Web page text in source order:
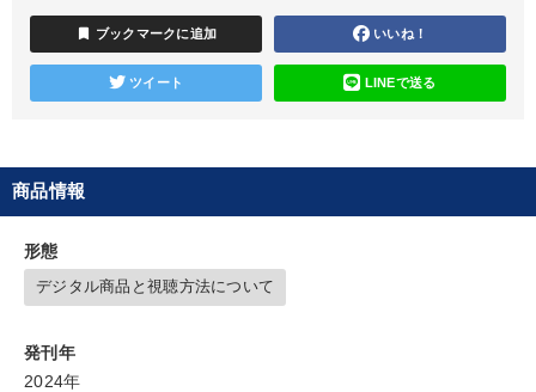
労務問題・人事対策
多角化・新規事業
タグから探す
すべての音声・動画（全2077タイトル）からお探しいただけます
タグ・キーワード
後継者
bookmark ブックマークに追加 いいね！
ツイート LINEで送る
商品情報
形態
デジタル商品と視聴方法について
発刊年
2024年